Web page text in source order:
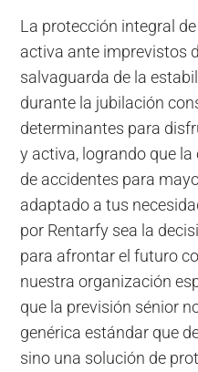
La protección integral
activa ante imprevistos
salvaguarda de la
durante la jubilación
determinantes para
y activa, logrando que
de accidentes para
adaptado a tus
por Rentarfy sea la
para afrontar el futuro
nuestra organización
que la previsión sénior
genérica estándar que
sino una solución de